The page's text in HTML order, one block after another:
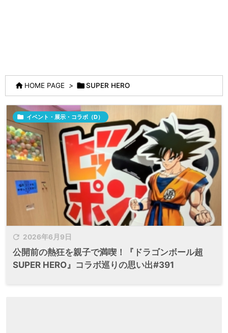
 HOME PAGE > SUPER HERO
 2026年6月9日
 イベント・展示・コラボ（D）
公開前の熱狂を親子で満喫！『ドラゴンボール超
SUPER HERO』コラボ巡りの思い出#391